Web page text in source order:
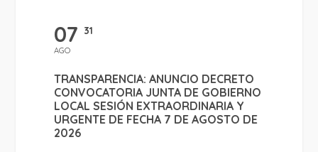
07
AGO
31
TRANSPARENCIA: ANUNCIO DECRETO
CONVOCATORIA JUNTA DE GOBIERNO
LOCAL SESIÓN EXTRAORDINARIA Y
URGENTE DE FECHA 7 DE AGOSTO DE
2026